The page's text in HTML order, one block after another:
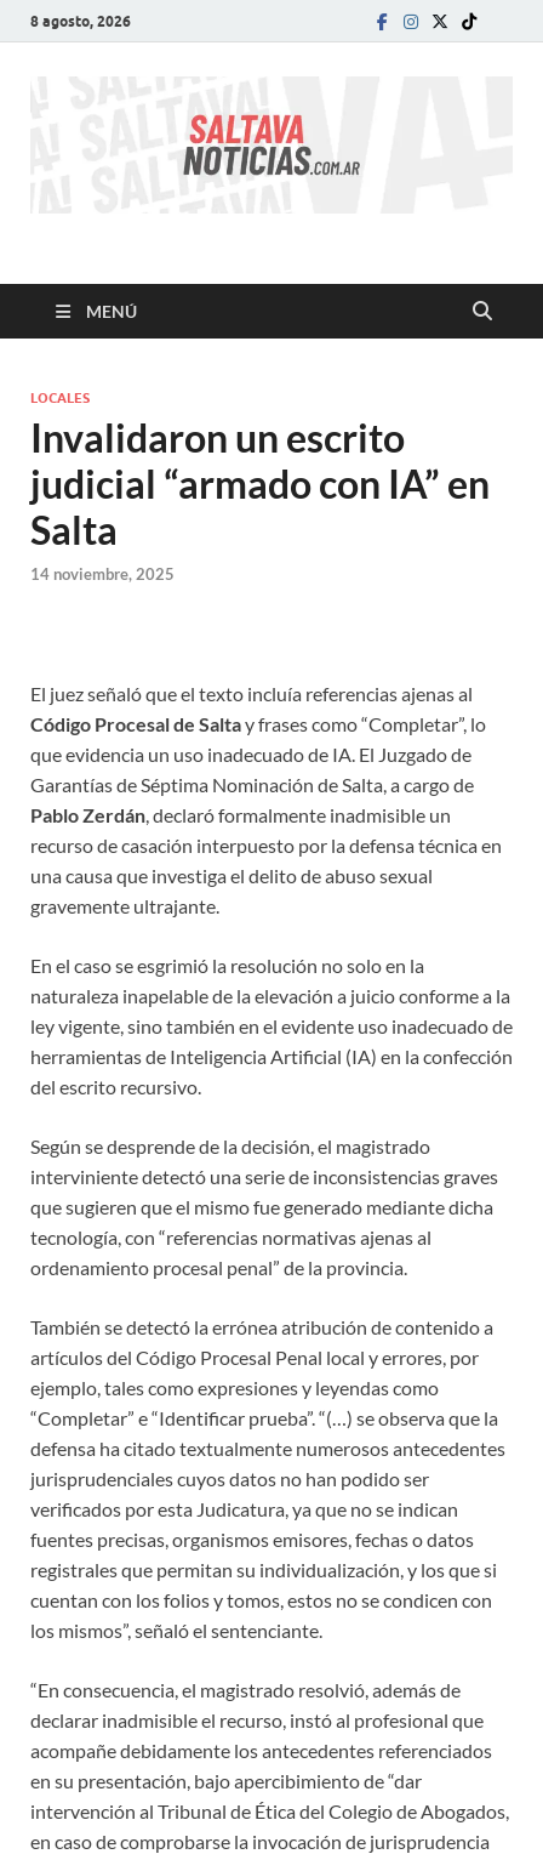
8 agosto, 2026
SALTA VA!
MENÚ
LOCALES
Invalidaron un escrito
judicial “armado con IA” en
Salta
14 noviembre, 2025
El juez señaló que el texto incluía referencias ajenas al
Código Procesal de Saltay frases como “Completar”, lo
que evidencia un uso inadecuado de IA. El Juzgado de
Garantías de Séptima Nominación de Salta, a cargo de
Pablo Zerdán, declaró formalmente inadmisible un
recurso de casación interpuesto por la defensa técnica en
una causa que investiga el delito de abuso sexual
gravemente ultrajante.
En el caso se esgrimió la resolución no solo en la
naturaleza inapelable de la elevación a juicio conforme a la
ley vigente, sino también en el evidente uso inadecuado de
herramientas de Inteligencia Artificial (IA) en la confección
del escrito recursivo.
Según se desprende de la decisión, el magistrado
interviniente detectó una serie de inconsistencias graves
que sugieren que el mismo fue generado mediante dicha
tecnología, con “referencias normativas ajenas al
ordenamiento procesal penal” de la provincia.
También se detectó la errónea atribución de contenido a
artículos del Código Procesal Penal local y errores, por
ejemplo, tales como expresiones y leyendas como
“Completar” e “Identificar prueba”. “(…) se observa que la
defensa ha citado textualmente numerosos antecedentes
jurisprudenciales cuyos datos no han podido ser
verificados por esta Judicatura, ya que no se indican
fuentes precisas, organismos emisores, fechas o datos
registrales que permitan su individualización, y los que si
cuentan con los folios y tomos, estos no se condicen con
los mismos”, señaló el sentenciante.
“En consecuencia, el magistrado resolvió, además de
declarar inadmisible el recurso, instó al profesional que
acompañe debidamente los antecedentes referenciados
en su presentación, bajo apercibimiento de “dar
intervención al Tribunal de Ética del Colegio de Abogados,
en caso de comprobarse la invocación de jurisprudencia